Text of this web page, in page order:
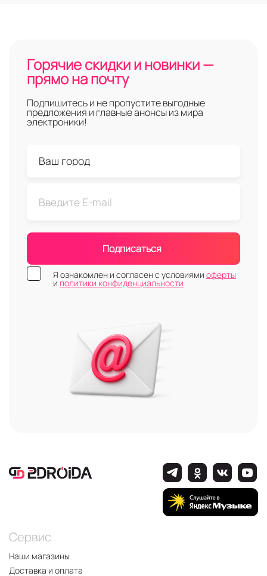
Горячие скидки и новинки —
прямо на почту
Подпишитесь и не пропустите выгодные
предложения и главные анонсы из мира
электроники!
Подписаться
Я ознакомлен и согласен с условиями оферты
и политики конфиденциальности
Сервис
Наши магазины
Доставка и оплата